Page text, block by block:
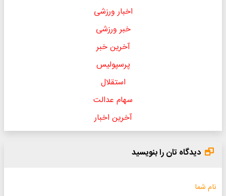
اخبار ورزشی
خبر ورزشی
آخرین خبر
پرسپولیس
استقلال
سهام عدالت
آخرین اخبار
دیدگاه تان را بنویسید
نام شما